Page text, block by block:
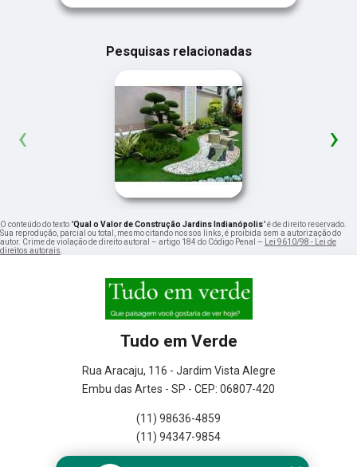
Pesquisas relacionadas
‹ ›
O conteúdo do texto "Qual o Valor de Construção Jardins Indianópolis" é de direito reservado.
Sua reprodução, parcial ou total, mesmo citando nossos links, é proibida sem a autorização do
autor. Crime de violação de direito autoral – artigo 184 do Código Penal –
Lei 9610/98 - Lei de
direitos autorais
Tudo em Verde
Rua Aracaju, 116 - Jardim Vista Alegre
Embu das Artes - SP - CEP: 06807-420
(11) 98636-4859
(11) 94347-9854